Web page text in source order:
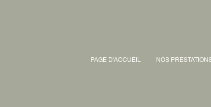
PAGE D'ACCUEIL NOS